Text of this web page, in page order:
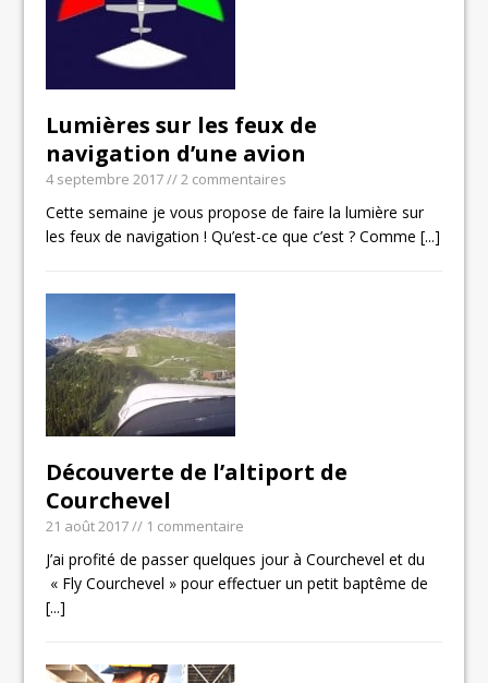
Lumières sur les feux de
navigation d’une avion
4 septembre 2017// 2 commentaires
Cette semaine je vous propose de faire la lumière sur
les feux de navigation ! Qu’est-ce que c’est ? Comme[...]
Découverte de l’altiport de
Courchevel
21 août 2017// 1 commentaire
J’ai profité de passer quelques jour à Courchevel et du
« Fly Courchevel » pour effectuer un petit baptême de
[...]